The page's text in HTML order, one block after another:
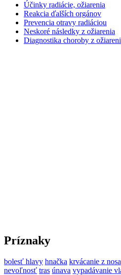
Účinky radiácie, ožiarenia
Reakcia ďalších orgánov
Prevencia otravy radiáciou
Neskoré následky z ožiarenia
Diagnostika choroby z
Príznaky
bolesť hlavy hnačka krvácanie z nosa
nevoľnosť tras únava vypadávanie